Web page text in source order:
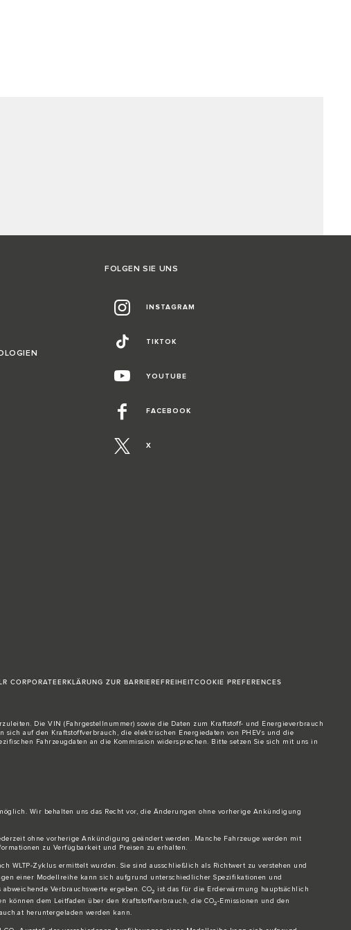
FOLGEN SIE UNS
INSTAGRAM
TIKTOK
YOUTUBE
FACEBOOK
X
CORPORATEERKLÄRUNG ZUR BARRIEREFREIHEITCOOKIE PREFERENCES
Die VIN (Fahrgestellnummer) sowie die Daten zum Kraftstoff- und Energieverbrauch
sich auf den Kraftstoffverbrauch, die elektrischen Energiedaten von PHEVs und die
Fahrzeugdaten an die Kommission widersprechen. Bitte setzen Sie sich mit uns in
Wir behalten uns das Recht vor, die Änderungen ohne vorherige Ankündigung
ohne vorherige Ankündigung geändert werden. Manche Fahrzeuge werden mit
zu Verfügbarkeit und Preisen zu erhalten.
WLTP-Zyklus ermittelt wurden. Sie sind ausschließlich als Richtwert zu verstehen und
einer Modellreihe kann sich aufgrund unterschiedlicher Spezifikationen und
Verbrauchswerte ergeben. CO2 ist das für die Erderwärmung hauptsächlich
können dem Leitfaden über den Kraftstoffverbrauch, die CO2-Emissionen und den
heruntergeladen werden kann.